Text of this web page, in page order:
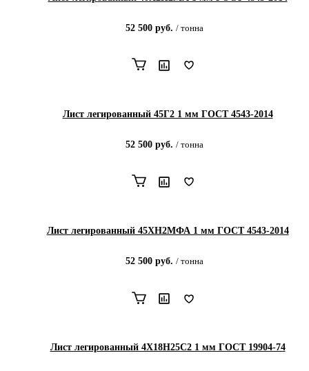
52 500руб. / тонна
Лист легированный 45Г2 1 мм ГОСТ 4543-2014
52 500руб. / тонна
Лист легированный 45ХН2МФА 1 мм ГОСТ 4543-2014
52 500руб. / тонна
Лист легированный 4Х18Н25С2 1 мм ГОСТ 19904-74